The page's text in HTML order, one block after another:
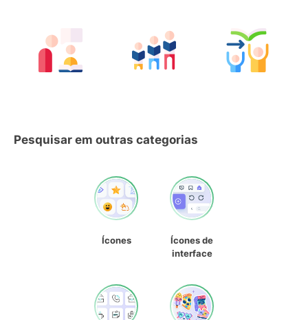
Pesquisar em outras categorias
Ícones
Ícones de
interface